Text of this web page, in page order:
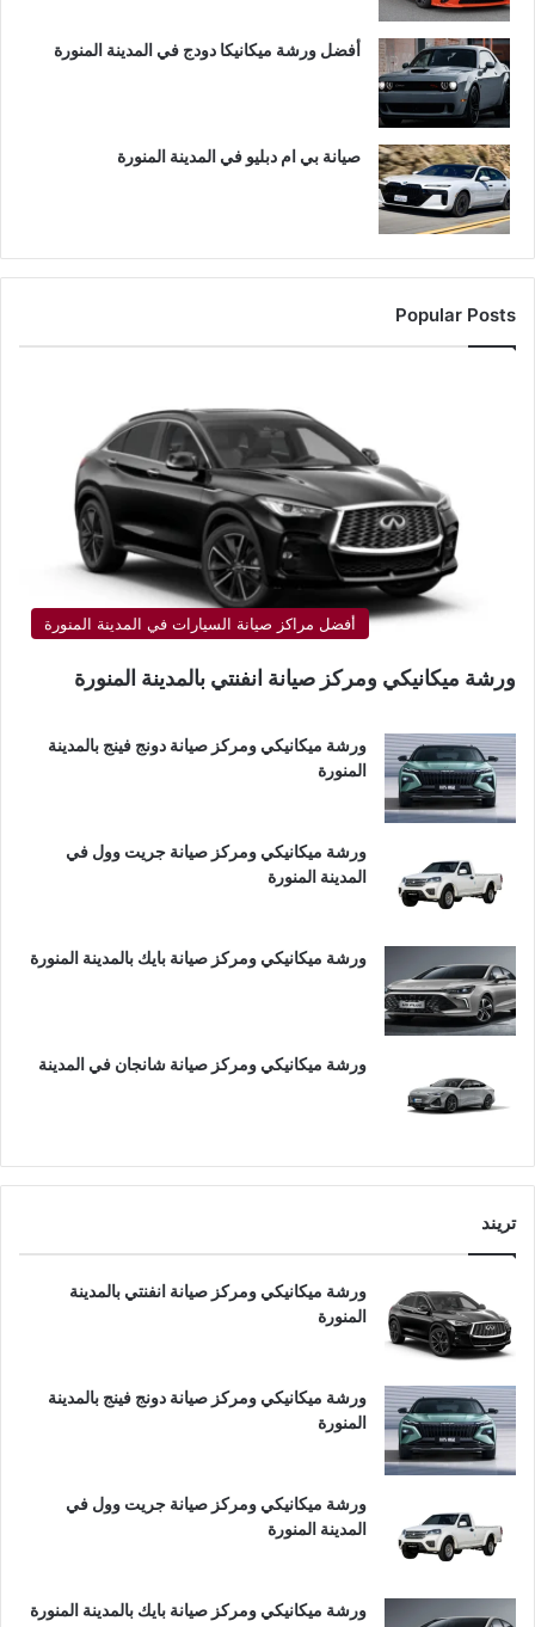
أفضل ورشة ميكانيكا دودج في المدينة المنورة
صيانة بي ام دبليو في المدينة المنورة
Popular Posts
أفضل مراكز صيانة السيارات في المدينة المنورة
ورشة ميكانيكي ومركز صيانة انفنتي بالمدينة المنورة
ورشة ميكانيكي ومركز صيانة دونج فينج بالمدينة
المنورة
ورشة ميكانيكي ومركز صيانة جريت وول في
المدينة المنورة
ورشة ميكانيكي ومركز صيانة بايك بالمدينة المنورة
ورشة ميكانيكي ومركز صيانة شانجان في المدينة
تريند
ورشة ميكانيكي ومركز صيانة انفنتي بالمدينة
المنورة
ورشة ميكانيكي ومركز صيانة دونج فينج بالمدينة
المنورة
ورشة ميكانيكي ومركز صيانة جريت وول في
المدينة المنورة
ورشة ميكانيكي ومركز صيانة بايك بالمدينة المنورة